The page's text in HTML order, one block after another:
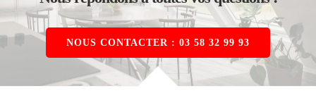
NOUS CONTACTER : 03 58 32 99 93